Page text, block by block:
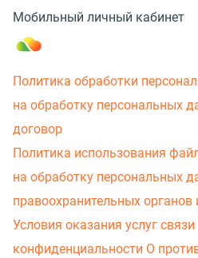
Мобильный личный кабинет
Политика обработки
на обработку персональных
договор
Политика использования
на обработку персональных
правоохранительных органов
Условия оказания услуг связи
конфиденциальности О